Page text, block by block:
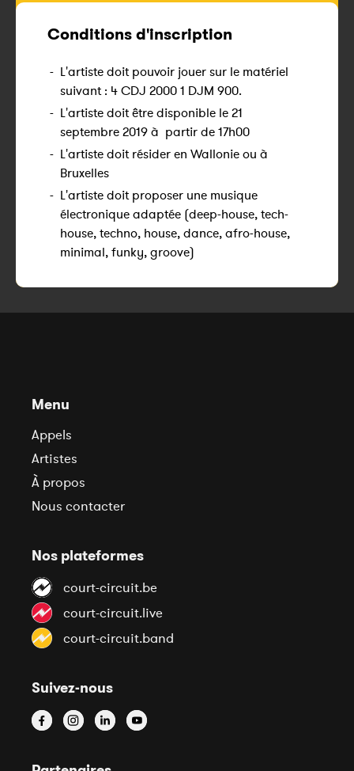
Conditions d'inscription
- L'artiste doit pouvoir jouer sur le matériel
suivant : 4 CDJ 2000 1 DJM 900.
- L'artiste doit être disponible le 21
septembre 2019 à partir de 17h00
- L'artiste doit résider en Wallonie ou à
Bruxelles
- L'artiste doit proposer une musique
électronique adaptée (deep-house, tech-
house, techno, house, dance, afro-house,
minimal, funky, groove)
Menu
Appels
Artistes
À propos
Nous contacter
Nos plateformes
court-circuit.be
court-circuit.live
court-circuit.band
Suivez-nous